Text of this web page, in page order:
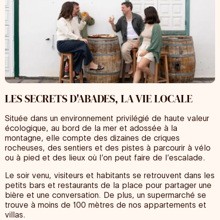
LES SECRETS D'ABADES, LA VIE LOCALE
Située dans un environnement privilégié de haute valeur
écologique, au bord de la mer et adossée à la
montagne, elle compte des dizaines de criques
rocheuses, des sentiers et des pistes à parcourir à vélo
ou à pied et des lieux où l’on peut faire de l’escalade.
Le soir venu, visiteurs et habitants se retrouvent dans les
petits bars et restaurants de la place pour partager une
bière et une conversation. De plus, un supermarché se
trouve à moins de 100 mètres de nos appartements et
villas.